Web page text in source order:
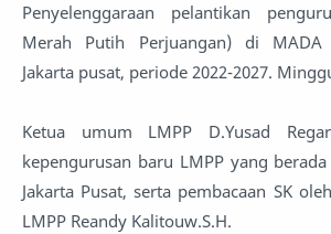
Penyelenggaraan pelantikan
Merah Putih Perjuangan) di MADA
Jakarta pusat, periode 2022-2027.
Ketua umum LMPP D.Yusad
kepengurusan baru LMPP yang
Jakarta Pusat, serta pembacaan SK
LMPP Reandy Kalitouw.S.H.